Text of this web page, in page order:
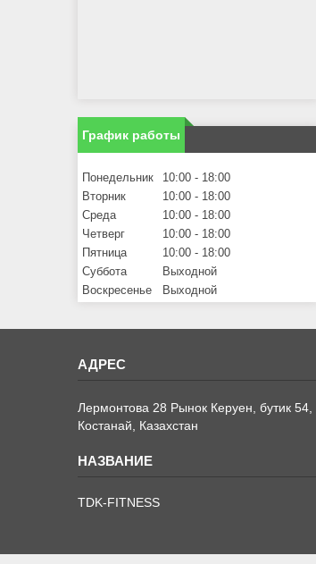
График работы
Понедельник 10:00
18:00
Вторник
10:00
18:00
Среда
10:00
18:00
Четверг
10:00
18:00
Пятница
10:00
18:00
Суббота
Выходной
Воскресенье
Выходной
Лермонтова 28 Рынок Керуен, бутик 54,
Костанай, Казахстан
TDK-FITNESS